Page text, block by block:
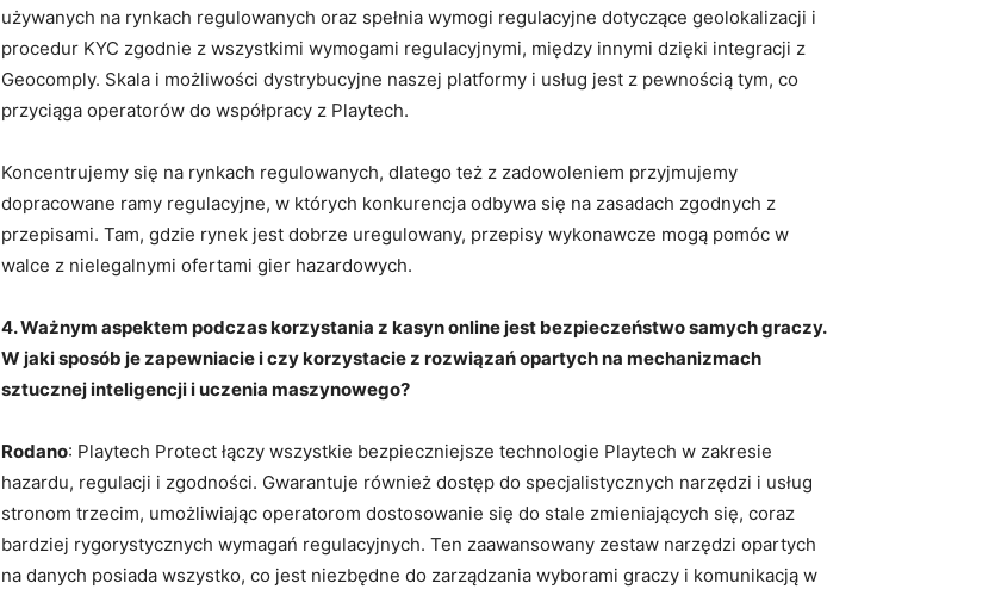
używanych na rynkach regulowanych oraz spełnia wymogi regulacyjne dotyczące geolokalizacji i
procedur KYC zgodnie z wszystkimi wymogami regulacyjnymi, między innymi dzięki integracji z
Geocomply. Skala i możliwości dystrybucyjne naszej platformy i usług jest z pewnością tym, co
przyciąga operatorów do współpracy z Playtech.
Koncentrujemy się na rynkach regulowanych, dlatego też z zadowoleniem przyjmujemy
dopracowane ramy regulacyjne, w których konkurencja odbywa się na zasadach zgodnych z
przepisami. Tam, gdzie rynek jest dobrze uregulowany, przepisy wykonawcze mogą pomóc w
walce z nielegalnymi ofertami gier hazardowych.
4. Ważnym aspektem podczas korzystania z kasyn online jest bezpieczeństwo samychgraczy.
W jaki sposób je zapewniacie i czy korzystacie z rozwiązań opartych na mechanizmach
sztucznej inteligencji i uczenia maszynowego?
Rodano: Playtech Protect łączy wszystkie bezpieczniejsze technologie Playtech w zakresie
hazardu, regulacji i zgodności. Gwarantuje również dostęp do specjalistycznych narzędzi i usług
stronom trzecim, umożliwiając operatorom dostosowanie się do stale zmieniających się, coraz
bardziej rygorystycznych wymagań regulacyjnych. Ten zaawansowany zestaw narzędzi opartych
na danych posiada wszystko, co jest niezbędne do zarządzania wyborami graczy i komunikacją w